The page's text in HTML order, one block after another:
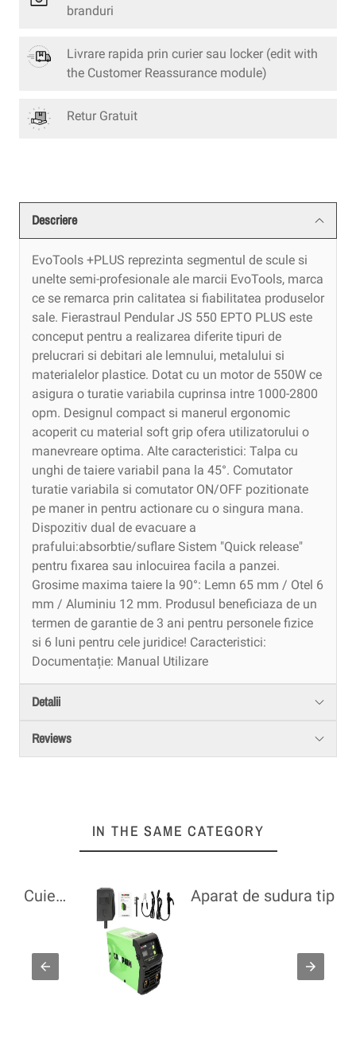
branduri
Livrare rapida prin curier sau locker (edit with
the Customer Reassurance module)
Retur Gratuit
Descriere
EvoTools +PLUS reprezinta segmentul de scule si
unelte semi-profesionale ale marcii EvoTools, marca
ce se remarca prin calitatea si fiabilitatea produselor
sale. Fierastraul Pendular JS 550 EPTO PLUS este
conceput pentru a realizarea diferite tipuri de
prelucrari si debitari ale lemnului, metalului si
materialelor plastice. Dotat cu un motor de 550W ce
asigura o turatie variabila cuprinsa intre 1000-2800
opm. Designul compact si manerul ergonomic
acoperit cu material soft grip ofera utilizatorului o
manevreare optima. Alte caracteristici: Talpa cu
unghi de taiere variabil pana la 45°. Comutator
turatie variabila si comutator ON/OFF pozitionate
pe maner in pentru actionare cu o singura mana.
Dispozitiv dual de evacuare a
prafului:absorbtie/suflare Sistem "Quick release"
pentru fixarea sau inlocuirea facila a panzei.
Grosime maxima taiere la 90°: Lemn 65 mm / Otel 6
mm / Aluminiu 12 mm. Produsul beneficiaza de un
termen de garantie de 3 ani pentru personele fizice
si 6 luni pentru cele juridice! Caracteristici:
Documentație: Manual Utilizare
Detalii
Reviews
IN THE SAME CATEGORY
Aparat de sudura tip invertor 300A, 1.2-5mm, IP21S, 5.3 kVA, Portabil, Tehnologie IGBT – Cod MMA300A